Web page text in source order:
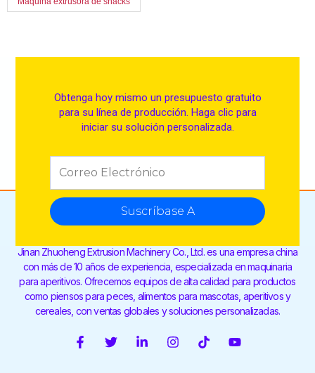
Obtenga hoy mismo un presupuesto gratuito
para su línea de producción. Haga clic para
iniciar su solución personalizada.
Suscríbase A
Jinan Zhuoheng Extrusion Machinery Co., Ltd. es una empresa china
con más de 10 años de experiencia, especializada en maquinaria
para aperitivos. Ofrecemos equipos de alta calidad para productos
como piensos para peces, alimentos para mascotas, aperitivos y
cereales, con ventas globales y soluciones personalizadas.
F
T
L
I
T
Y